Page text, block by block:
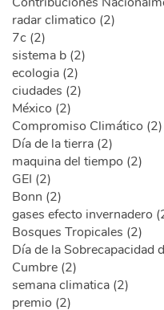
radar climatico (2)
7c (2)
sistema b (2)
ecologia (2)
ciudades (2)
México (2)
Compromiso Climático (2)
Día de la tierra (2)
maquina del tiempo (2)
GEI (2)
Bonn (2)
gases efecto invernadero
Bosques Tropicales (2)
Día de la Sobrecapacidad
Cumbre (2)
semana climatica (2)
premio (2)